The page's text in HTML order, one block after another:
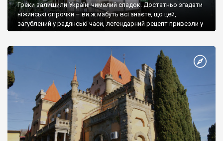
Греки залишили Україні чималий спадок. Достатньо згадати
ніжинські огірочки – ви ж мабуть всі знаєте, що цей,
загублений у радянські часи, легендарний рецепт привезли у
Ніжин греки?